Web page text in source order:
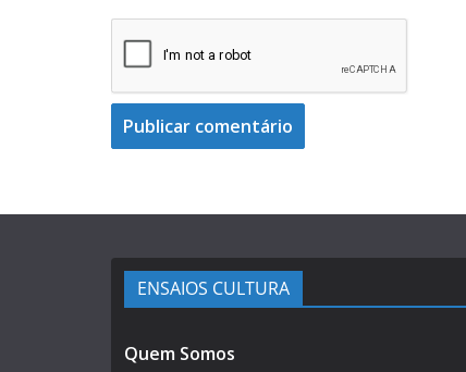
ENSAIOS CULTURA
Quem Somos